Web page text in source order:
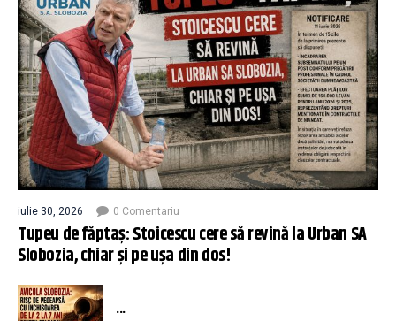
iulie 30, 2026 0 Comentariu
Tupeu de făptaș: Stoicescu cere să revină la Urban SA
Slobozia, chiar și pe ușa din dos!
...